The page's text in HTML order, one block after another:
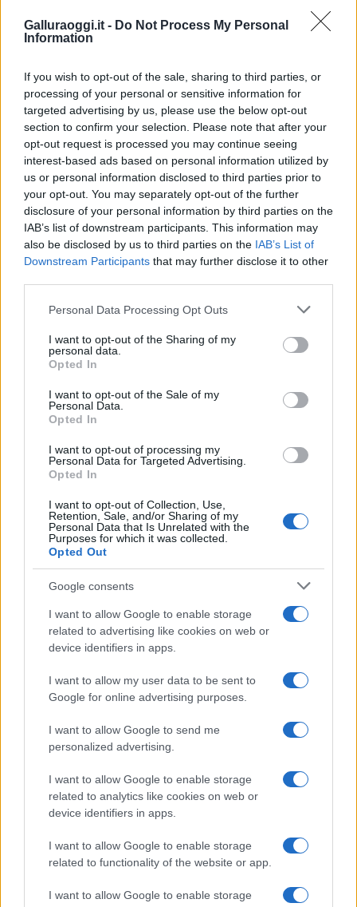
Galluraoggi.it - Do Not Process My Personal
Information
If you wish to opt-out of the sale, sharing to third parties, or
processing of your personal or sensitive information for
targeted advertising by us, please use the below opt-out
section to confirm your selection. Please note that after your
opt-out request is processed you may continue seeing
interest-based ads based on personal information utilized by
us or personal information disclosed to third parties prior to
your opt-out. You may separately opt-out of the further
disclosure of your personal information by third parties on the
IAB’s list of downstream participants. This information may
also be disclosed by us to third parties on the IAB’s List of
Downstream Participants that may further disclose it to other
Please note that this website/app uses one or more Google
not limited to your visit or usage behaviour. You may click to
grant or deny consent to Google and its third-party tags to
use your data for below specified purposes in below Google
consent section.
Personal Data Processing Opt Outs
I want to opt-out of the Sharing of my
personal data.
Opted In
I want to opt-out of the Sale of my
Personal Data.
Opted In
I want to opt-out of processing my
Personal Data for Targeted Advertising.
Opted In
I want to opt-out of Collection, Use,
Retention, Sale, and/or Sharing of my
Personal Data that Is Unrelated with the
Purposes for which it was collected.
Opted Out
Google consents
I want to allow Google to enable storage
related to advertising like cookies on web or
device identifiers in apps.
I want to allow my user data to be sent to
Google for online advertising purposes.
I want to allow Google to send me
personalized advertising.
I want to allow Google to enable storage
related to analytics like cookies on web or
device identifiers in apps.
I want to allow Google to enable storage
related to functionality of the website or app.
I want to allow Google to enable storage
sezione Login dal menù del sito o
cliccando
TEMI:
Back To The Future Live Tour
Concerti Elisa Date
Concerti Sardegna
Concerto Elisa
Concerto Olbia
Date Concerto Elisa
Eventi Olbia Notizie Olbia
Inviaci le tue segnalazioni,
i tuoi video e le tue foto
Su WhatsApp al numero +39
345 356 7512
Notizie in tempo reale?
Entra nel canale telegram di
Ricevi le nostre ultime news
daGoogle News
F
a
b
o
T
w
te
Pi
n
re
W
h
at
s
p
S
h
re
Prossimo articolo
NOTIZIE RECENTI
Calangianus, dopo le polemiche il centro
accoglienza minori chiude
Olbia, divieto di sosta contro spaccio e degrado:
esplode la protesta